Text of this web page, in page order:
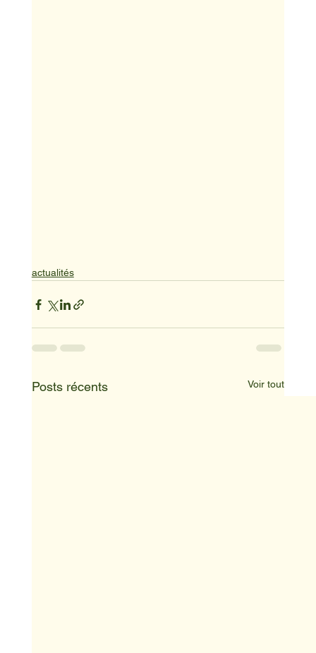
actualités
Posts récents Voir tout